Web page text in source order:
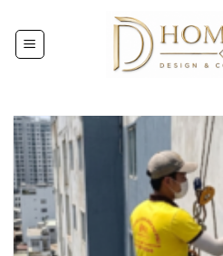
đến
nội